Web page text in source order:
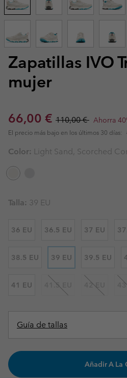
Zapatillas IVO
mujer
Sale price:
66,00 € Regular price:
110,00 € Ahorra
El precio más bajo en los últimos 30 días:
Color: Light Sand, Scorched
Talla: 39 EU
36 EU 36.5 EU 37 EU
38.5 EU 39 EU 39.5 EU
41 EU 41.5 EU 42 EU
Guía de tallas
Añadir A La